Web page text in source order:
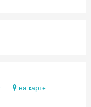
на карте